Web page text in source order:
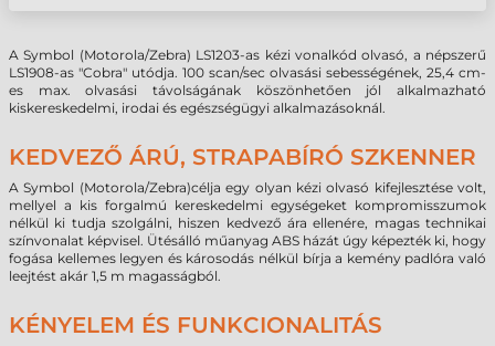
A Symbol (Motorola/Zebra) LS1203-as kézi vonalkód olvasó, a népszerű
LS1908-as "Cobra" utódja. 100 scan/sec olvasási sebességének, 25,4 cm-
es max. olvasási távolságának köszönhetően jól alkalmazható
kiskereskedelmi, irodai és egészségügyi alkalmazásoknál.
KEDVEZŐ ÁRÚ, STRAPABÍRÓ SZKENNER
ASymbol (Motorola/Zebra)célja egy olyan kézi olvasó kifejlesztése volt,
mellyel a kis forgalmú kereskedelmi egységeket kompromisszumok
nélkül ki tudja szolgálni, hiszen kedvező ára ellenére, magas technikai
színvonalat képvisel. Ütésálló műanyag ABS házát úgy képezték ki, hogy
fogása kellemes legyen és károsodás nélkül bírja a kemény padlóra való
leejtést akár 1,5 m magasságból.
KÉNYELEM ÉS FUNKCIONALITÁS